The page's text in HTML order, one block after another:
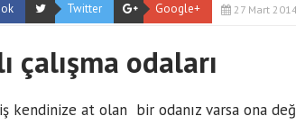
Twitter Google+ 27 Mart
çalışma odaları
kendinize at olan bir odanız varsa ona